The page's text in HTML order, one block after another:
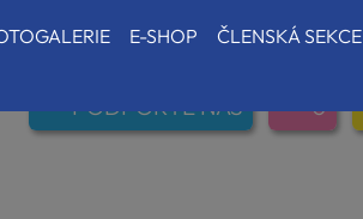
E-SHOP ČLENSKÁ SEKCE
PODPOŘTE NÁS 0